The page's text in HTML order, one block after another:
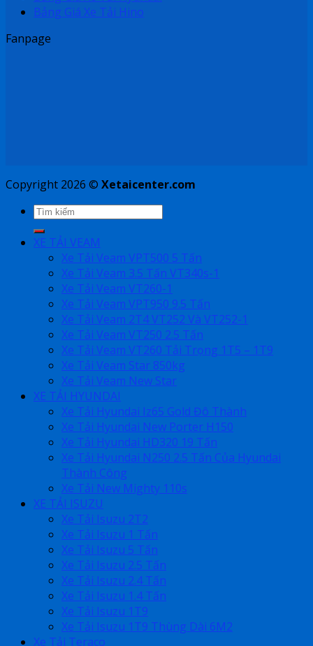
Bảng Giá Xe Tải Hino
Fanpage
Copyright 2026 © Xetaicenter.com
XE TẢI VEAM
Xe Tải Veam VPT500 5 Tấn
Xe Tải Veam 3.5 Tấn VT340s-1
Xe Tải Veam VT260-1
Xe Tải Veam VPT950 9.5 Tấn
Xe Tải Veam 2T4 VT252 Và VT252-1
Xe Tải Veam VT250 2.5 Tấn
Xe Tải Veam VT260 Tải Trọng 1T5 – 1T9
Xe Tải Veam Star 850kg
Xe Tải Veam New Star
XE TẢI HYUNDAI
Xe Tải Hyundai Iz65 Gold Đô Thành
Xe Tải Hyundai New Porter H150
Xe Tải Hyundai HD320 19 Tấn
Xe Tải Hyundai N250 2.5 Tấn Của Hyundai
Thành Công
Xe Tải New Mighty 110s
XE TẢI ISUZU
Xe Tải Isuzu 2T2
Xe Tải Isuzu 1 Tấn
Xe Tải Isuzu 5 Tấn
Xe Tải Isuzu 2.5 Tấn
Xe Tải Isuzu 2.4 Tấn
Xe Tải Isuzu 1.4 Tấn
Xe Tải Isuzu 1T9
Xe Tải Isuzu 1T9 Thùng Dài 6M2
Xe Tải Teraco